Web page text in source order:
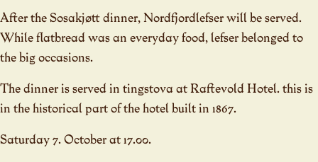
After the Sosakjøtt dinner, Nordfjordlefser will be served.
While flatbread was an everyday food, lefser belonged to
the big occasions.
The dinner is served in tingstova at Raftevold Hotel. this is
in the historical part of the hotel built in 1867.
Saturday 7. October at 17.00.